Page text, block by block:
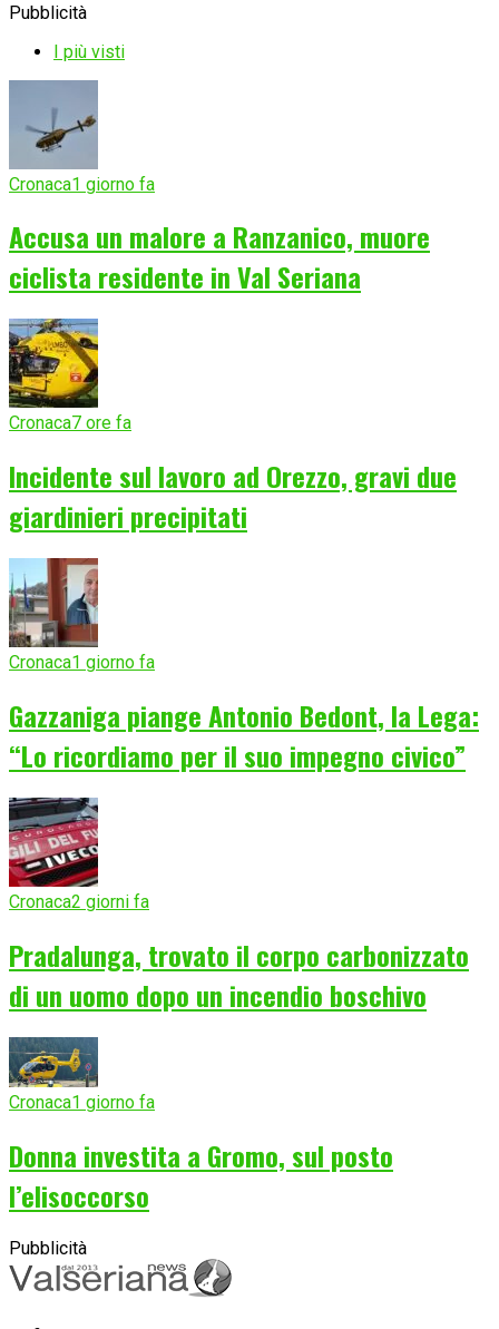
Pubblicità
I più visti
Cronaca1 giorno fa
Accusa un malore a Ranzanico, muore
ciclista residente in Val Seriana
Cronaca7 ore fa
Incidente sul lavoro ad Orezzo, gravi due
giardinieri precipitati
Cronaca1 giorno fa
Gazzaniga piange Antonio Bedont, la Lega:
“Lo ricordiamo per il suo impegno civico”
Cronaca2 giorni fa
Pradalunga, trovato il corpo carbonizzato
di un uomo dopo un incendio boschivo
Cronaca1 giorno fa
Donna investita a Gromo, sul posto
l’elisoccorso
Pubblicità